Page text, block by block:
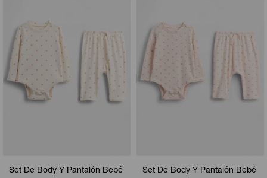
Set De Body Y Pantalón Bebé
Set De Body Y Pantalón Bebé